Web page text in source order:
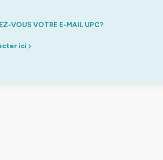
VOUS VOTRE E-MAIL UPC?
ici